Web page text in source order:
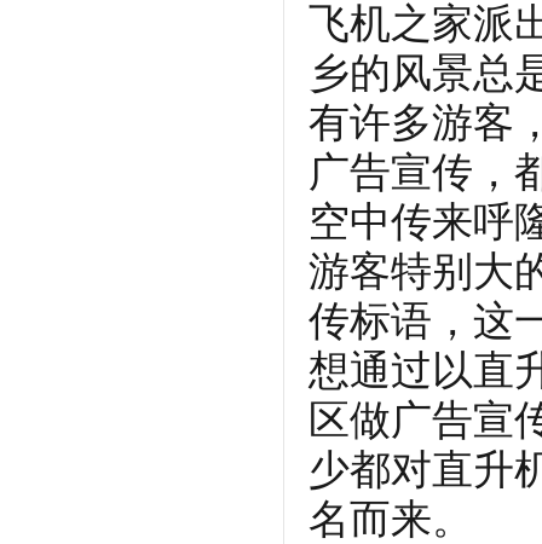
飞机之家派
乡的风景总
有许多游客
广告宣传，
空中传来呼
游客特别大
传标语，这
想通过以直
区做广告宣
少都对直升
名而来。